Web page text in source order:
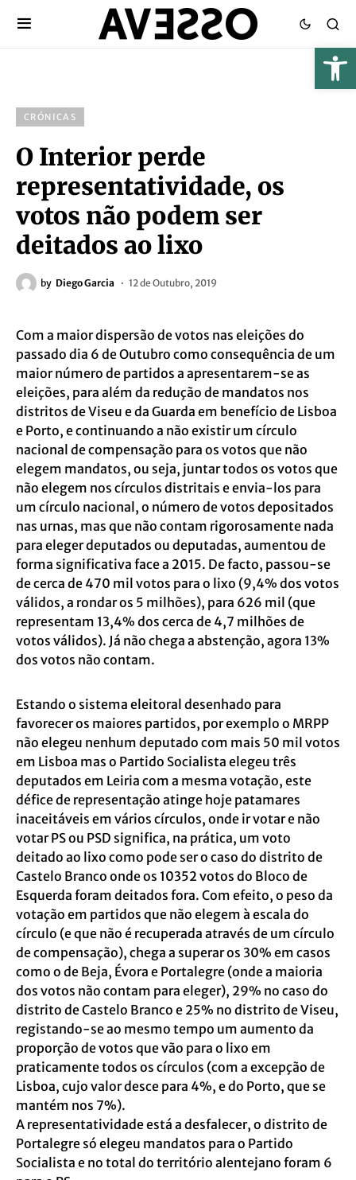
CRÓNICAS
O Interior perde
representatividade, os
votos não podem ser
deitados ao lixo
by Diego Garcia 12 de Outubro, 2019
Com a maior dispersão de votos nas eleições do
passado dia 6 de Outubro como consequência de um
maior número de partidos a apresentarem-se as
eleições, para além da redução de mandatos nos
distritos de Viseu e da Guarda em benefício de Lisboa
e Porto, e continuando a não existir um círculo
nacional de compensação para os votos que não
elegem mandatos, ou seja, juntar todos os votos que
não elegem nos círculos distritais e envia-los para
um círculo nacional, o número de votos depositados
nas urnas, mas que não contam rigorosamente nada
para eleger deputados ou deputadas, aumentou de
forma significativa face a 2015. De facto, passou-se
de cerca de 470 mil votos para o lixo (9,4% dos votos
válidos, a rondar os 5 milhões), para 626 mil (que
representam 13,4% dos cerca de 4,7 milhões de
votos válidos). Já não chega a abstenção, agora 13%
dos votos não contam.
Estando o sistema eleitoral desenhado para
favorecer os maiores partidos, por exemplo o MRPP
não elegeu nenhum deputado com mais 50 mil votos
em Lisboa mas o Partido Socialista elegeu três
deputados em Leiria com a mesma votação, este
défice de representação atinge hoje patamares
inaceitáveis em vários círculos, onde ir votar e não
votar PS ou PSD significa, na prática, um voto
deitado ao lixo como pode ser o caso do distrito de
Castelo Branco onde os 10352 votos do Bloco de
Esquerda foram deitados fora. Com efeito, o peso da
votação em partidos que não elegem à escala do
círculo (e que não é recuperada através de um círculo
de compensação), chega a superar os 30% em casos
como o de Beja, Évora e Portalegre (onde a maioria
dos votos não contam para eleger), 29% no caso do
distrito de Castelo Branco e 25% no distrito de Viseu,
registando-se ao mesmo tempo um aumento da
proporção de votos que vão para o lixo em
praticamente todos os círculos (com a excepção de
Lisboa, cujo valor desce para 4%, e do Porto, que se
mantém nos 7%).
A representatividade está a desfalecer, o distrito de
Portalegre só elegeu mandatos para o Partido
Socialista e no total do território alentejano foram 6